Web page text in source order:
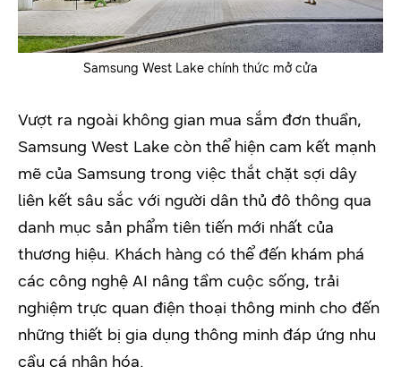
Samsung West Lake chính thức mở cửa
Vượt ra ngoài không gian mua sắm đơn thuần,
Samsung West Lake còn thể hiện cam kết mạnh
mẽ của Samsung trong việc thắt chặt sợi dây
liên kết sâu sắc với người dân thủ đô thông qua
danh mục sản phẩm tiên tiến mới nhất của
thương hiệu. Khách hàng có thể đến khám phá
các công nghệ AI nâng tầm cuộc sống, trải
nghiệm trực quan điện thoại thông minh cho đến
những thiết bị gia dụng thông minh đáp ứng nhu
cầu cá nhân hóa.